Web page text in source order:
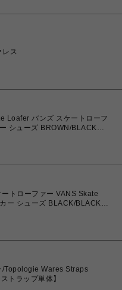
レス
Loafer バンズ スケートローフ
シューズ BROWN/BLACK
ートローファー VANS Skate
ー シューズ BLACK/BLACK
Topologie Wares Straps
トラップ単体】